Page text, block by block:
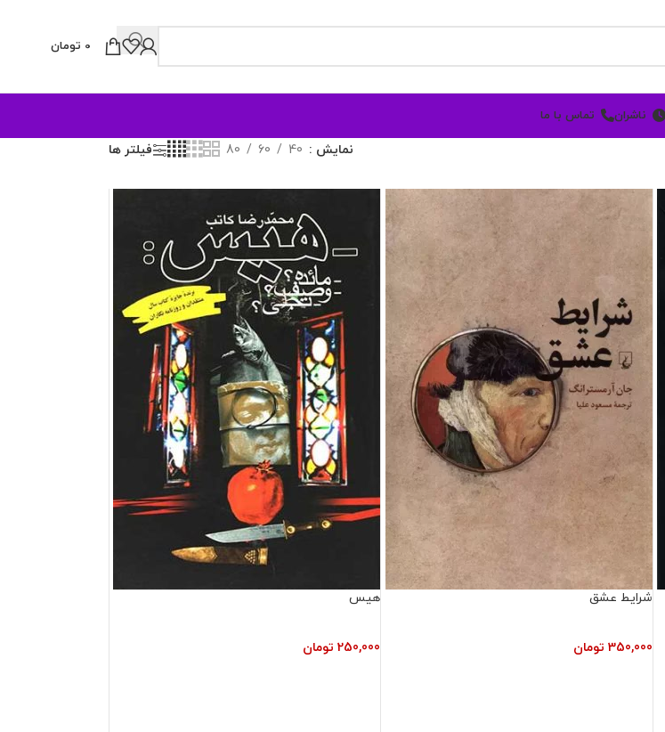
0 تومان
ناشران تماس با ما
نمایش 40
60
80 فیلتر ها
شرایط عشق
350,000 تومان
هیس
250,000 تومان